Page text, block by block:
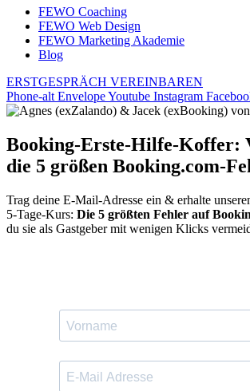
FEWO Coaching
FEWO Web Design
FEWO Marketing Akademie
Blog
ERSTGESPRÄCH VEREINBAREN
Phone-alt EnvelopeYoutube Instagram
Booking-Erste-Hilfe-Koffer:
die 5 größen Booking.com-
Trag deine E-Mail-Adresse ein & erhalte
5-Tage-Kurs: Die 5 größten Fehler auf
du sie als Gastgeber mit wenigen Klicks